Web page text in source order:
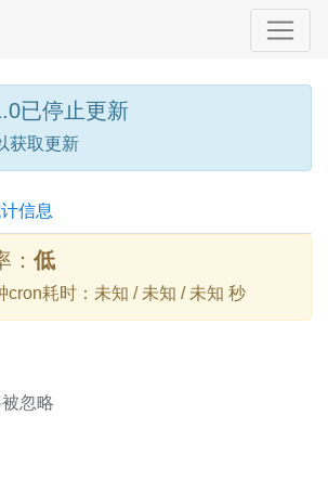
已停止更新
获取更新
信息
： 低
cron耗时：未知 / 未知 / 未知 秒
忽略